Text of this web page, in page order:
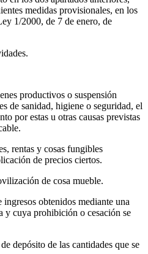
medidas provisionales, en los
1/2000, de 7 de enero, de
productivos o suspensión
de sanidad, higiene o seguridad, el
por estas u otras causas previstas
rentas y cosas fungibles
de precios ciertos.
de cosa mueble.
obtenidos mediante una
y cuya prohibición o cesación se
depósito de las cantidades que se